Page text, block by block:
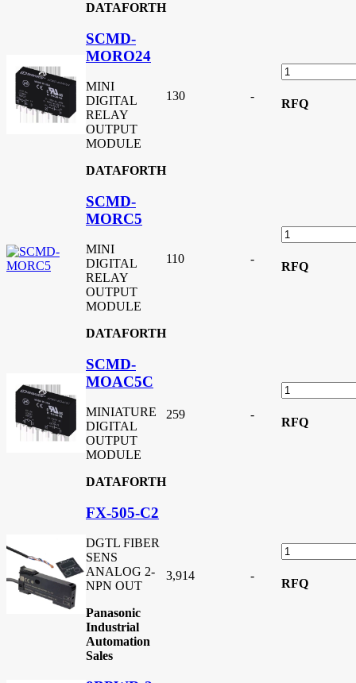
DATAFORTH
SCMD-
MORO24
MINI
DIGITAL
RELAY
OUTPUT
MODULE
DATAFORTH
130 -
RFQ
SCMD-
MORC5
MINI
DIGITAL
RELAY
OUTPUT
MODULE
DATAFORTH
110 -
RFQ
SCMD-
MOAC5C
MINIATURE
DIGITAL
OUTPUT
MODULE
DATAFORTH
259 -
RFQ
FX-505-C2
DGTL FIBER
SENS
ANALOG 2-
NPN OUT
Panasonic
Industrial
Automation
Sales
3,914 -
RFQ